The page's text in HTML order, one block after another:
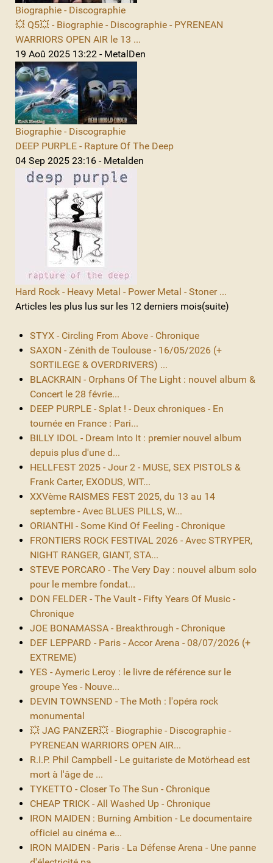
Biographie - Discographie
💥 Q5💥 - Biographie - Discographie - PYRENEAN
WARRIORS OPEN AIR le 13 ...
19 Aoû 2025 13:22 - MetalDen
Biographie - Discographie
DEEP PURPLE - Rapture Of The Deep
04 Sep 2025 23:16 - Metalden
Hard Rock - Heavy Metal - Power Metal - Stoner ...
Articles les plus lus sur les 12 derniers mois(suite)
STYX - Circling From Above - Chronique
SAXON - Zénith de Toulouse - 16/05/2026 (+
SORTILEGE & OVERDRIVERS) ...
BLACKRAIN - Orphans Of The Light : nouvel album &
Concert le 28 févrie...
DEEP PURPLE - Splat ! - Deux chroniques - En
tournée en France : Pari...
BILLY IDOL - Dream Into It : premier nouvel album
depuis plus d'une d...
HELLFEST 2025 - Jour 2 - MUSE, SEX PISTOLS &
Frank Carter, EXODUS, WIT...
XXVème RAISMES FEST 2025, du 13 au 14
septembre - Avec BLUES PILLS, W...
ORIANTHI - Some Kind Of Feeling - Chronique
FRONTIERS ROCK FESTIVAL 2026 - Avec STRYPER,
NIGHT RANGER, GIANT, STA...
STEVE PORCARO - The Very Day : nouvel album solo
pour le membre fondat...
DON FELDER - The Vault - Fifty Years Of Music -
Chronique
JOE BONAMASSA - Breakthrough - Chronique
DEF LEPPARD - Paris - Accor Arena - 08/07/2026 (+
EXTREME)
YES - Aymeric Leroy : le livre de référence sur le
groupe Yes - Nouve...
DEVIN TOWNSEND - The Moth : l'opéra rock
monumental
💥 JAG PANZER💥 - Biographie - Discographie -
PYRENEAN WARRIORS OPEN AIR...
R.I.P. Phil Campbell - Le guitariste de Motörhead est
mort à l'âge de ...
TYKETTO - Closer To The Sun - Chronique
CHEAP TRICK - All Washed Up - Chronique
IRON MAIDEN : Burning Ambition - Le documentaire
officiel au cinéma e...
IRON MAIDEN - Paris - La Défense Arena - Une panne